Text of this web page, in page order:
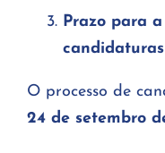
Prazo para
candidaturas
O processo de
24 de setembro